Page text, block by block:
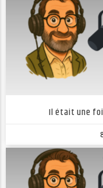
Il était une